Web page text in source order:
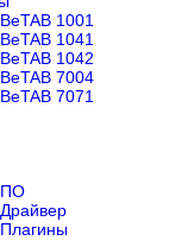
BeTAB 1001
BeTAB 1041
BeTAB 1042
BeTAB 7004
BeTAB 7071
ПО
Драйвер
Плагины